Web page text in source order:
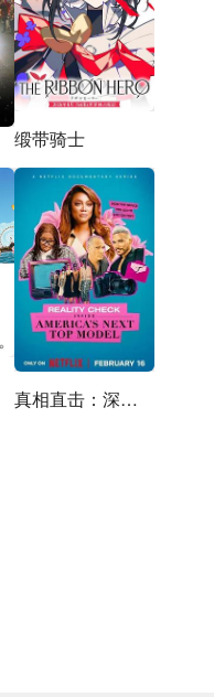
缎带骑士
真相直击：深入全美超模大赛第一季